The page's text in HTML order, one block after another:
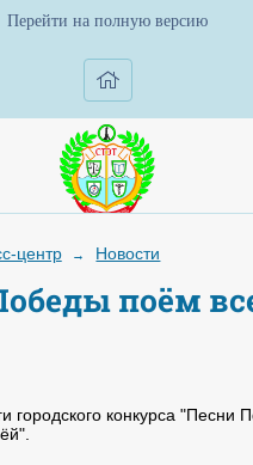
Перейти на полную версию
центр → Новости
поём
городского конкурса "Песни